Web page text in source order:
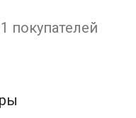
покупателей